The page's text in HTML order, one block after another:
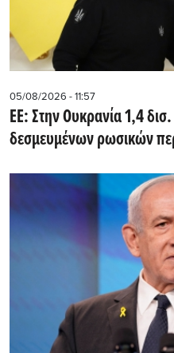
05/08/2026 - 11:57
ΕΕ: Στην Ουκρανία 1,4
δεσμευμένων ρωσικών